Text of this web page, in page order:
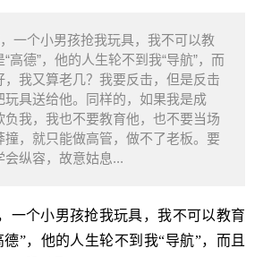
一个小男孩抢我玩具，我不可以教
高德”，他的人生轮不到我“导航”，而
，我又算老几？我要反击，但是反击
玩具送给他。同样的，如果我是成
负我，我也不要教育他，也不要当场
撞，就只能做高管，做不了老板。要
会纵容，故意姑息...
一个小男孩抢我玩具，我不可以教育
德”，他的人生轮不到我“导航”，而且